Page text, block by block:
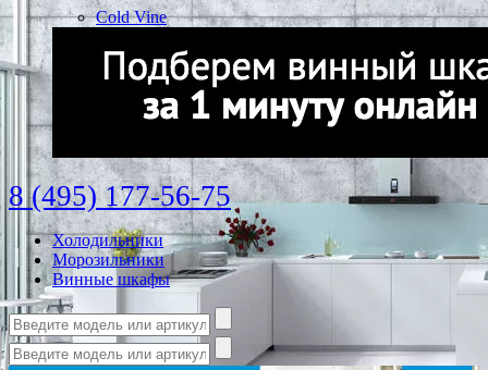
Cold Vine
8 (495) 177-56-75
Холодильники
Морозильники
Винные шкафы